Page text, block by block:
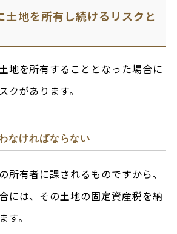
土地を所有し続けるリスクと
地を所有することとなった場合に
クがあります。
なければならない
所有者に課されるものですから、
には、その土地の固定資産税を納
。